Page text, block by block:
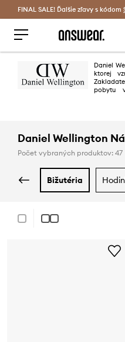
Šetrite s
FINAL SALE! Ďalšie zľavy s kódom
Daniel
ktorej
pobytu
Daniel Wellington
Počet vybraných produktov: 47
bižutéria